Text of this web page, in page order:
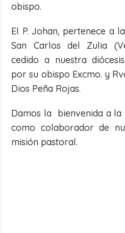
obispo.
El P. Johan, pertenece a
San Carlos del Zulia
cedido a nuestra
por su obispo Excmo. y
Dios Peña Rojas.
Damos la bienvenida a la
como colaborador de
misión pastoral.